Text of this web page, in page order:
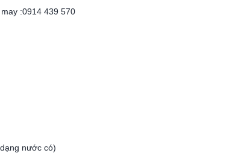
:0914 439 570
nước có)